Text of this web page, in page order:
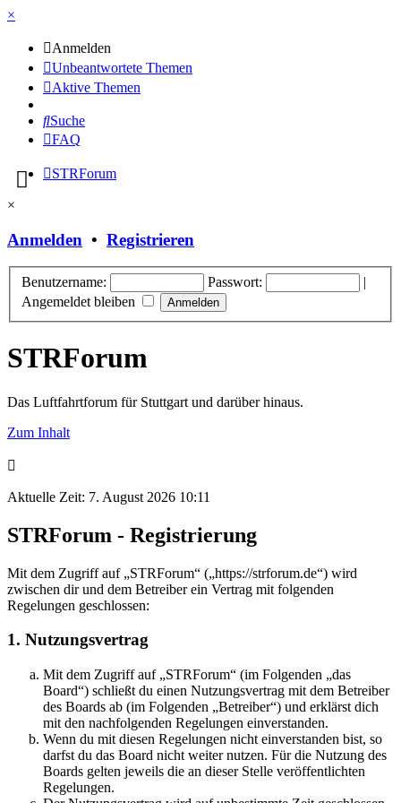
×
Anmelden
Unbeantwortete Themen
Aktive Themen
Suche
FAQ
STRForum
×
Anmelden • Registrieren
Benutzername: Passwort:
|
Angemeldet bleiben
STRForum
Das Luftfahrtforum für Stuttgart und darüber hinaus.
Zum Inhalt
Aktuelle Zeit: 7. August 2026 10:11
STRForum - Registrierung
Mit dem Zugriff auf „STRForum“ („https://strforum.de“) wird
zwischen dir und dem Betreiber ein Vertrag mit folgenden
Regelungen geschlossen:
1. Nutzungsvertrag
Mit dem Zugriff auf „STRForum“ (im Folgenden „das
Board“) schließt du einen Nutzungsvertrag mit dem Betreiber
des Boards ab (im Folgenden „Betreiber“) und erklärst dich
mit den nachfolgenden Regelungen einverstanden.
Wenn du mit diesen Regelungen nicht einverstanden bist, so
darfst du das Board nicht weiter nutzen. Für die Nutzung des
Boards gelten jeweils die an dieser Stelle veröffentlichten
Regelungen.